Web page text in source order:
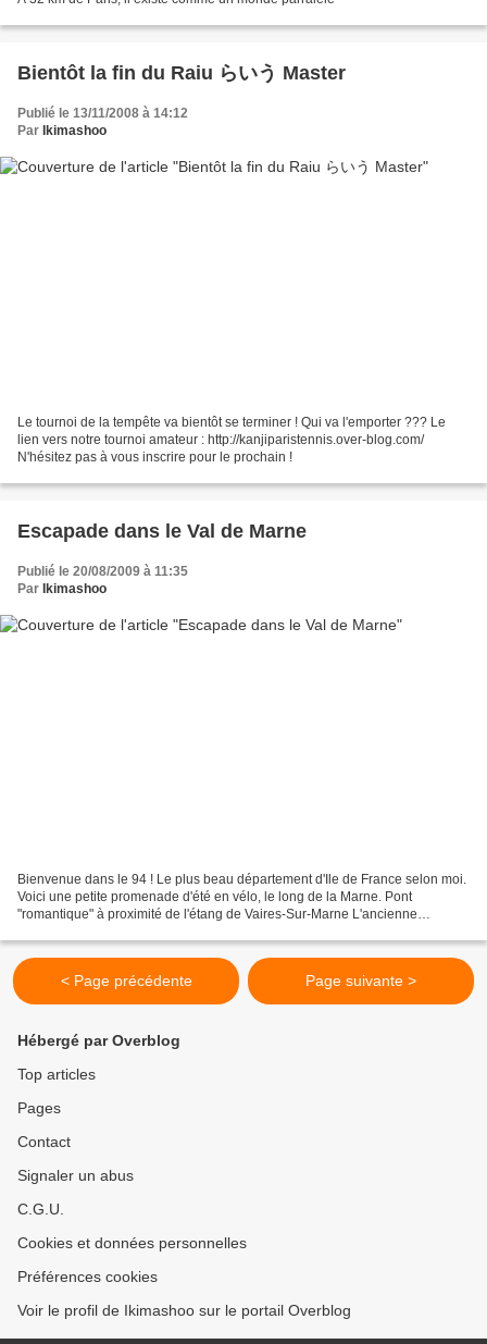
Bientôt la fin du Raiu らいう Master
Publié le 13/11/2008 à 14:12
Par Ikimashoo
Le tournoi de la tempête va bientôt se terminer ! Qui va l'emporter ??? Le
lien vers notre tournoi amateur : http://kanjiparistennis.over-blog.com/
N'hésitez pas à vous inscrire pour le prochain !
Escapade dans le Val de Marne
Publié le 20/08/2009 à 11:35
Par Ikimashoo
Bienvenue dans le 94 ! Le plus beau département d'Ile de France selon moi.
Voici une petite promenade d'été en vélo, le long de la Marne. Pont
"romantique" à proximité de l'étang de Vaires-Sur-Marne L'ancienne
< Page précédente Page suivante >
Hébergé par Overblog
Top articles
Pages
Contact
Signaler un abus
C.G.U.
Cookies et données personnelles
Préférences cookies
Voir le profil de Ikimashoo sur le portail Overblog